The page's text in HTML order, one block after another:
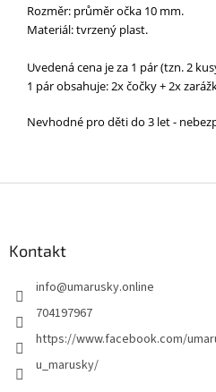
Rozměr: průměr očka 10 mm.
Materiál: tvrzený plast.
Uvedená cena je za 1 pár (tzn. 2
1 pár obsahuje: 2x čočky + 2x
Nevhodné pro děti do 3 let -
Kontakt
info@umarusky.online
704197967
https://www.facebook.com/
u_marusky/